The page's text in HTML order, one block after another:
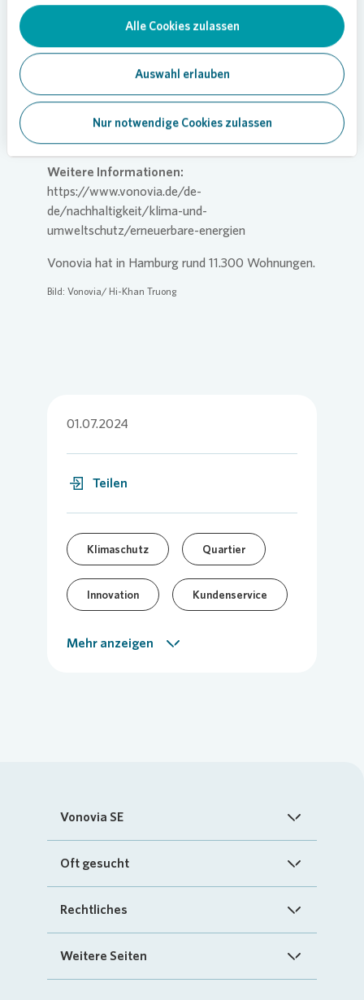
Alle Cookies zulassen
Auswahl erlauben
Nur notwendige Cookies zulassen
400 Millionen Euro.
Photovoltaikanlagen ausgestattet sein. Der auf
diese Weise erzeugte Gründirektstrom wird für
Mieterstrom, die Wärmeerzeugung und
Weitere Informationen:
https://www.vonovia.de/de-
de/nachhaltigkeit/klima-und-
umweltschutz/erneuerbare-energien
Vonovia hat in Hamburg rund 11.300 Wohnungen.
Bild: Vonovia/ Hi-Khan Truong
01.07.2024
Teilen
Klimaschutz Quartier
Innovation Kundenservice
Energie Nachhaltigkeit
Mehr anzeigen
Vonovia SE
Startseite
Investoren
Oft gesucht
FAQ
„Mein Vonovia“ App
Rechtliches
Impressum
Weitere Seiten